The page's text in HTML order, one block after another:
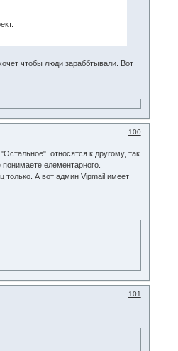
чтобы люди зараббтывали. Вот
100
относятся к другому, так
елементарного.
только. А вот админ Vipmail имеет
101